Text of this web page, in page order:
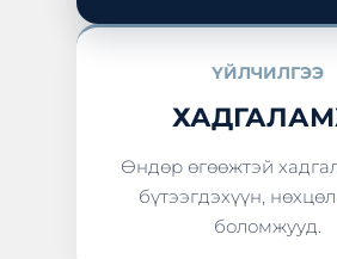
ҮЙЛЧИЛГЭЭ
Өндөр өгөөжтэй
бүтээгдэхүүн,
боломжууд.